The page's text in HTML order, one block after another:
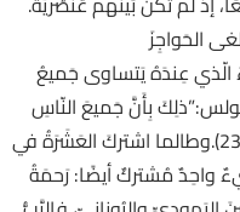
الحَواجِزَ
الّذي عِندَهُ يَتساوى جَميعُ
بِأَنَّ جَميعَ النّاسِ
قد خَطِئوا فَحُرِموا مَجدَ الله” (رومة 3: 23).وطالما اشتركَ العَشَرَةُ في
واحِدٌ مُشتركٌ أيضًا: رَحمَةُ